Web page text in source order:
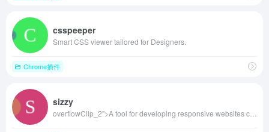
csspeeper
Smart CSS viewer tailored for Designers.
Chrome插件
sizzy